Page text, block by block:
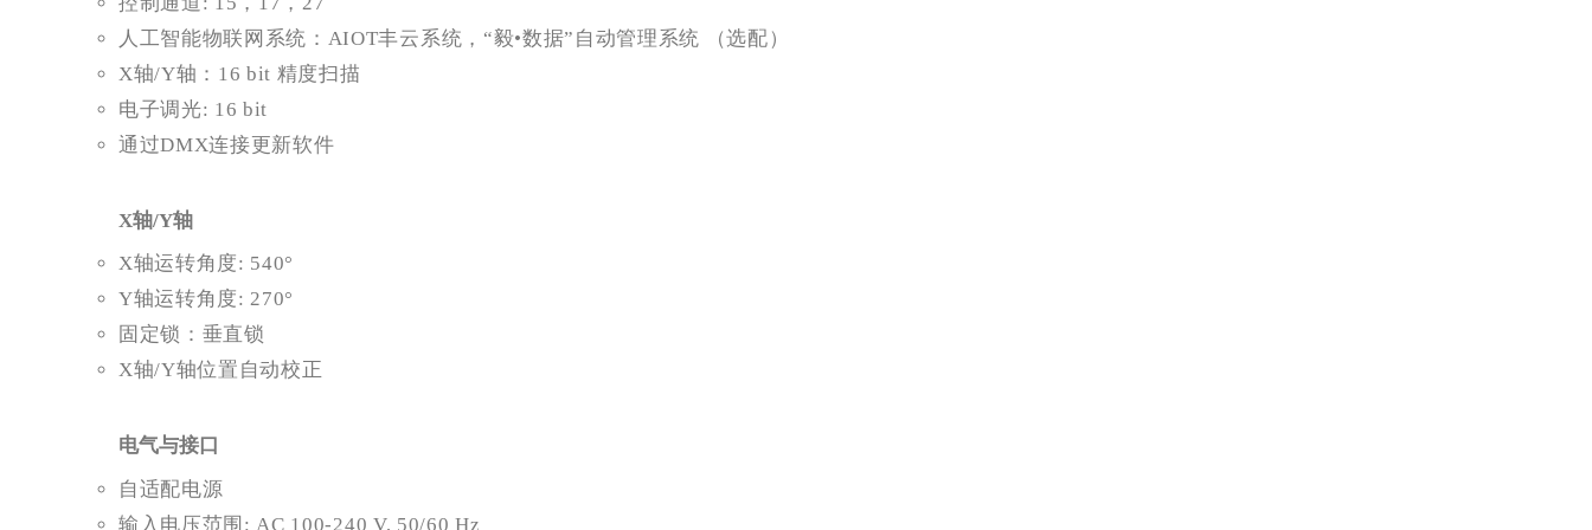
人工智能物联网系统：AIOT丰云系统，“毅•数据”自动管理系统 （选配）
X轴/Y轴：16 bit 精度扫描
电子调光: 16 bit
通过DMX连接更新软件
X轴/Y轴
X轴运转角度: 540°
Y轴运转角度: 270°
固定锁：垂直锁
X轴/Y轴位置自动校正
电气与接口
自适配电源
输入电压范围: AC 100-240 V, 50/60 Hz